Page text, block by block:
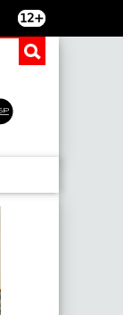
12+